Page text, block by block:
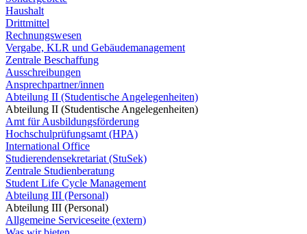
Haushalt
Drittmittel
Rechnungswesen
Vergabe, KLR und Gebäudemanagement
Zentrale Beschaffung
Ausschreibungen
Ansprechpartner/innen
Abteilung II (Studentische Angelegenheiten)
Abteilung II (Studentische Angelegenheiten)
Amt für Ausbildungsförderung
Hochschulprüfungsamt (HPA)
International Office
Studierendensekretariat (StuSek)
Zentrale Studienberatung
Student Life Cycle Management
Abteilung III (Personal)
Abteilung III (Personal)
Allgemeine Serviceseite (extern)